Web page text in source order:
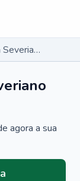
Pneumologista em Severiano Melo - RN
agora a sua